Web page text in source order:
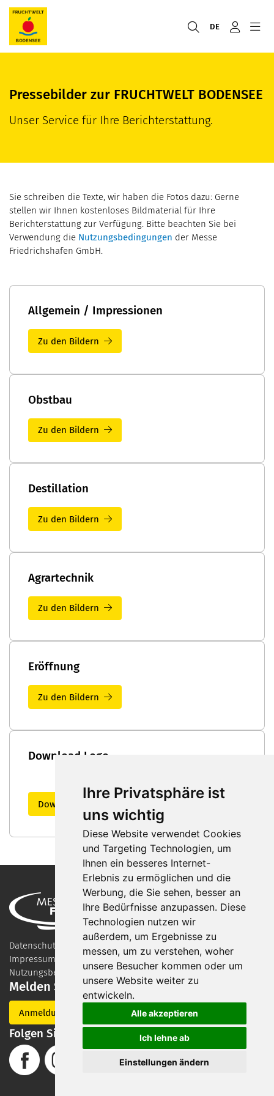
Ihre Privatsphäre ist
uns wichtig
Diese Website verwendet Cookies
und Targeting Technologien, um
Ihnen ein besseres Internet-
Erlebnis zu ermöglichen und die
Werbung, die Sie sehen, besser an
Ihre Bedürfnisse anzupassen. Diese
Technologien nutzen wir
außerdem, um Ergebnisse zu
messen, um zu verstehen, woher
unsere Besucher kommen oder um
unsere Website weiter zu
entwickeln.
Alle akzeptieren
Ich lehne ab
Einstellungen ändern
DE
Pressebilder zur FRUCHTWELT BODENSEE
Unser Service für Ihre Berichterstattung.
Sie schreiben die Texte, wir haben die Fotos dazu: Gerne
stellen wir Ihnen kostenloses Bildmaterial für Ihre
Berichterstattung zur Verfügung. Bitte beachten Sie bei
Verwendung die Nutzungsbedingungen der Messe
Friedrichshafen GmbH.
Allgemein / Impressionen
Zu den Bildern
Obstbau
Zu den Bildern
Destillation
Zu den Bildern
Agrartechnik
Zu den Bildern
Eröffnung
Zu den Bildern
Download Logo
Download Logo
Datenschutzerklärung
Impressum
Nutzungsbedingungen
Melden Sie sich für unseren Newsletter an
Anmeldung
Folgen Sie uns auf Social Media